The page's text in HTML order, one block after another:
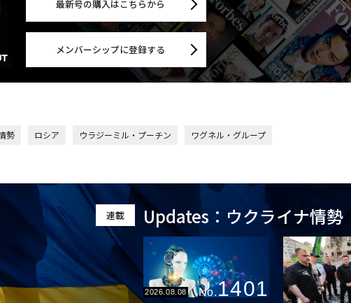
最新号の購入はこちらから
メンバーシップに登録する
勢 ロシア ウラジーミル・プーチン ワグネル・グループ
連載 Updates：ウクライナ情勢
2026.08.08 No.1401